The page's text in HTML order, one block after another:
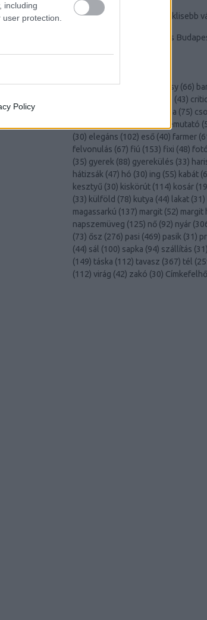
including
protection.
Policy
-Groningen, a világ legbiciklisebb
Berlin: a következő lépés
andrássy(51) bajcsy (66)
(43)
csizma (75)
divatbemutató (
(30) elegáns (102) eső (40) farmer (
felvonulás (67) fiú (153) fixi (48)
(35) gyerek (88) gyerekülés (33)
hátizsák (47) hó (30) ing (55) kabát (
kesztyű (30) kiskörút (114) kosár (
(33) külföld (78) kutya (44) lakat (31)
magassarkú (137) margit (52) margit
napszemüveg (125) nő (92) nyár (
(73) ősz (276) pasi (469) pasik (31)
(44) sál (100) sapka (94) szállítás (31)
(149) táska (112) tavasz (367) tél (
(112) virág (42) zakó (30) Címkefelhő